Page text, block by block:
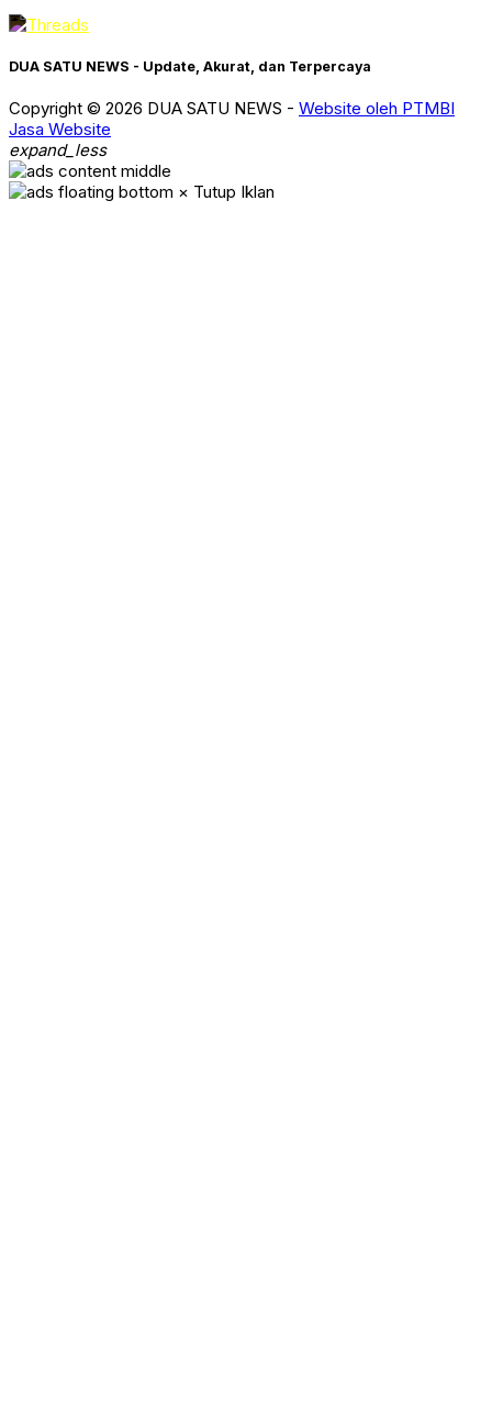
DUA SATU NEWS - Update, Akurat, dan Terpercaya
Copyright © 2026 DUA SATU NEWS - Website oleh PTMBI
Jasa Website
expand_less
× Tutup Iklan